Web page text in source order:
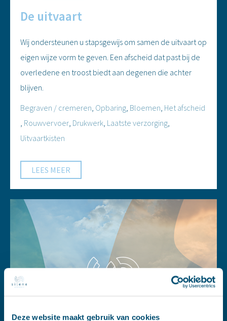
Deze website maakt gebruik van cookies
De uitvaart
Wij ondersteunen u stapsgewijs om samen de uitvaart op
eigen wijze vorm te geven. Een afscheid dat past bij de
overledene en troost biedt aan degenen die achter
blijven.
Begraven / cremeren, Opbaring, Bloemen, Het afscheid
, Rouwvervoer, Drukwerk, Laatste verzorging,
Uitvaartkisten
LEES MEER